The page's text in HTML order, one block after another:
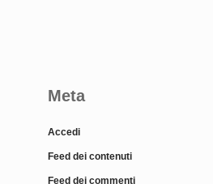
Meta
Accedi
Feed dei contenuti
Feed dei commenti